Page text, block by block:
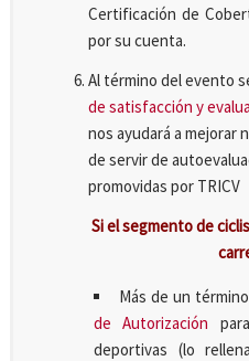
Certificación de
por su cuenta.
Al término del evento
de satisfacción y
nos ayudará a mejorar
de servir de
promovidas por TRICV
Si el segmento de
Más de un
de Autorización
deportivas (lo